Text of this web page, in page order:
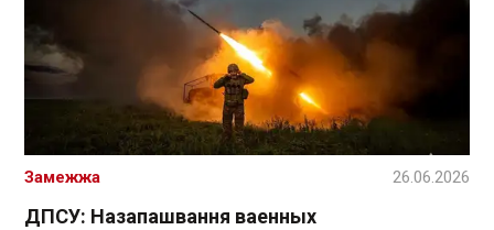
ДПСУ: Назапашвання ваенных
Замежжа 26.06.2026